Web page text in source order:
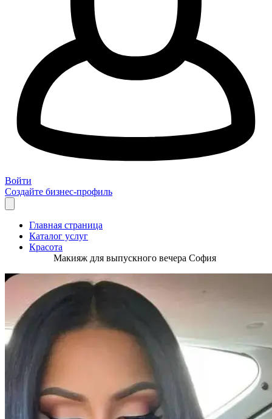
Войти
Создайте бизнес-профиль
Главная страница
Каталог услуг
Красота
Макияж для выпускного вечера София